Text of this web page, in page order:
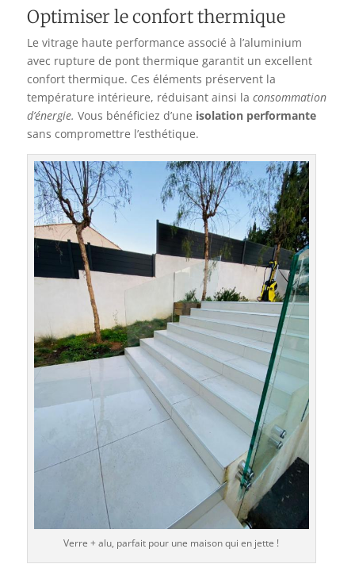
Optimiser le confort thermique
Le vitrage haute performance associé à l’aluminium
avec rupture de pont thermique garantit un excellent
confort thermique. Ces éléments préservent la
température intérieure, réduisant ainsi la consommation
d’énergie. Vous bénéficiez d’une isolation performante
sans compromettre l’esthétique.
Verre + alu, parfait pour une maison qui en jette !